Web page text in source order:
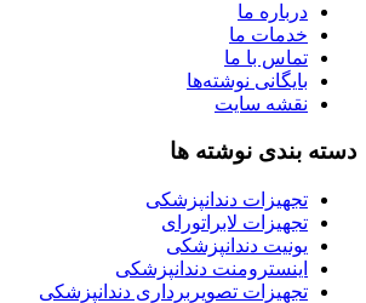
درباره ما
خدمات ما
تماس با ما
بایگانی نوشته‌ها
نقشه سایت
دسته بندی نوشته ها
تجهیزات دندانپزشکی
تجهیزات لابراتورای
یونیت دندانپزشکی
اینسترومنت دندانپزشکی
تجهیزات تصویربرداری دندانپزشکی